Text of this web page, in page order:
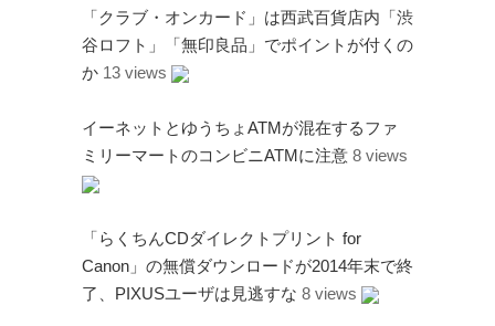
アタゴオル
（Facebook）
謎の円盤UFO
FANDERSON
FANDERSON（Facebook
「クラブ・オンカード」は西武百貨店内「渋
谷ロフト」「無印良品」でポイントが付くの
か 13 views
イーネットとゆうちょATMが混在するファ
ミリーマートのコンビニATMに注意 8 views
「らくちんCDダイレクトプリント for
Canon」の無償ダウンロードが2014年末で終
了、PIXUSユーザは見逃すな 8 views